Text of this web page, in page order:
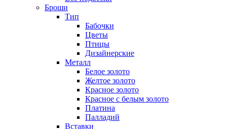
Броши
Тип
Бабочки
Цветы
Птицы
Дизайнерские
Металл
Белое золото
Желтое золото
Красное золото
Красное с белым золото
Платина
Палладий
Вставки